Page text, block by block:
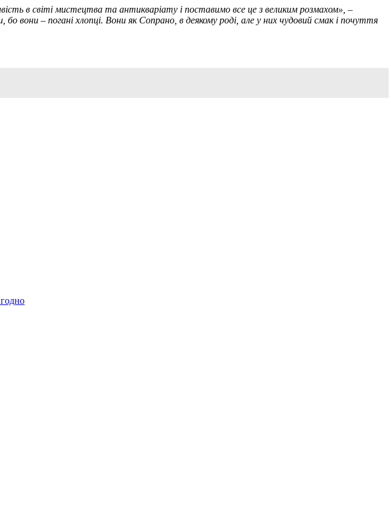
в світі мистецтва та антикваріату і поставимо все це з великим розмахом», –
вони – погані хлопці. Вони як Сопрано, в деякому роді, але у них чудовий смак і почуття